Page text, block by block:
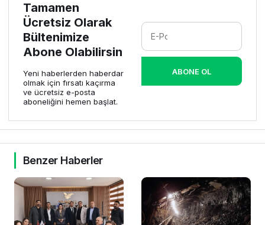
Tamamen
Ücretsiz Olarak
Bültenimize
Abone Olabilirsin
Yeni haberlerden haberdar
olmak için fırsatı kaçırma
ve ücretsiz e-posta
aboneliğini hemen başlat.
ABONE OL
Benzer Haberler